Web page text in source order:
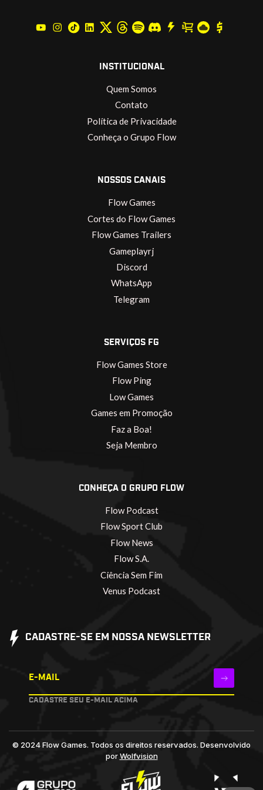
INSTITUCIONAL
Quem Somos
Contato
Política de Privacidade
Conheça o Grupo Flow
NOSSOS CANAIS
Flow Games
Cortes do Flow Games
Flow Games Trailers
Gameplayrj
Discord
WhatsApp
Telegram
SERVIÇOS FG
Flow Games Store
Flow Ping
Low Games
Games em Promoção
Faz a Boa!
Seja Membro
CONHEÇA O GRUPO FLOW
Flow Podcast
Flow Sport Club
Flow News
Flow S.A.
Ciência Sem Fim
Venus Podcast
CADASTRE-SE EM NOSSA NEWSLETTER
E-MAIL
CADASTRE SEU E-MAIL ACIMA
© 2024 Flow Games. Todos os direitos reservados. Desenvolvido
porWolfvision